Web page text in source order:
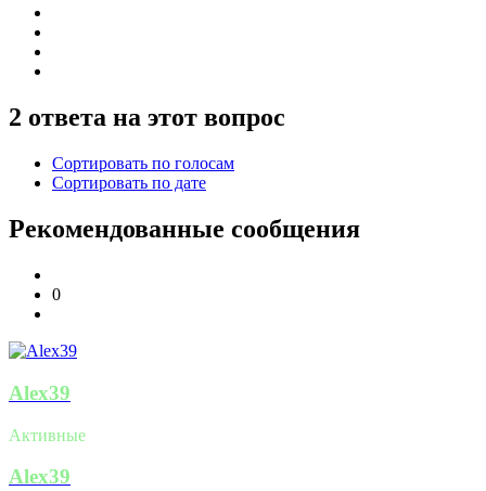
2 ответа на этот вопрос
Сортировать по голосам
Сортировать по дате
Рекомендованные сообщения
0
Alex39
Активные
Alex39